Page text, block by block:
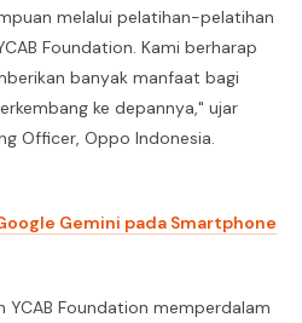
melalui pelatihan-pelatihan
Foundation. Kami berharap
banyak manfaat bagi
ke depannya," ujar
Officer, Oppo Indonesia.
Gemini pada Smartphone
YCAB Foundation memperdalam